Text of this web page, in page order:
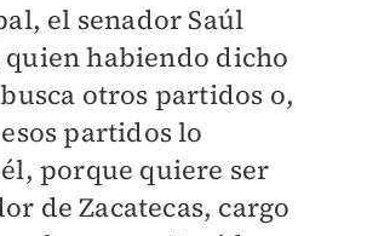
el senador Saúl
habiendo dicho
otros partidos o,
partidos lo
porque quiere ser
de Zacatecas, cargo